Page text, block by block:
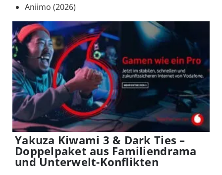
Aniimo (2026)
Yakuza Kiwami 3 & Dark Ties –
Doppelpaket aus Familiendrama
und Unterwelt-Konflikten